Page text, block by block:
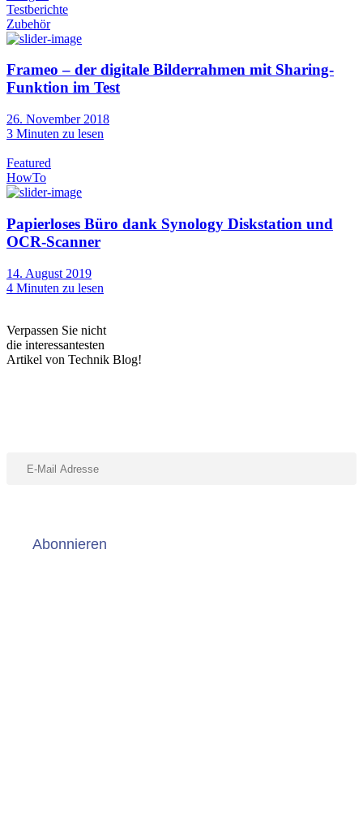
Testberichte
Zubehör
Frameo – der digitale Bilderrahmen mit Sharing-
Funktion im Test
26. November 2018
3 Minuten zu lesen
Featured
HowTo
Papierloses Büro dank Synology Diskstation und
OCR-Scanner
14. August 2019
4 Minuten zu lesen
Verpassen Sie nicht
die interessantesten
Artikel von Technik Blog!
Abonnieren